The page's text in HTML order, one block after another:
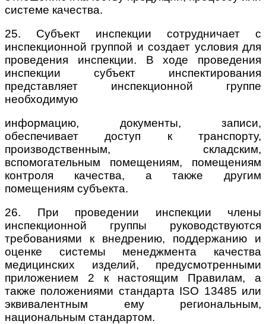
системе качества.
25. Субъект инспекции сотрудничает с
инспекционной группой и создает условия для
проведения инспекции. В ходе проведения
инспекции субъект инспектирования
представляет инспекционной группе
необходимую
информацию, документы, записи,
обеспечивает доступ к транспорту,
производственным, складским,
вспомогательным помещениям, помещениям
контроля качества, а также другим
помещениям субъекта.
26. При проведении инспекции члены
инспекционной группы руководствуются
требованиями к внедрению, поддержанию и
оценке системы менеджмента качества
медицинских изделий, предусмотренными
приложением 2 к настоящим Правилам, а
также положениями стандарта ISO 13485 или
эквивалентным ему региональным,
национальным стандартом.